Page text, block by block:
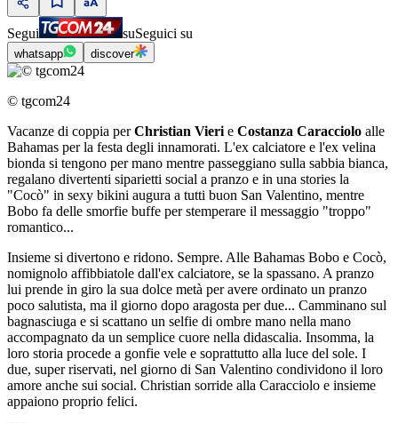
Segui suSeguici su
whatsapp discover
© tgcom24
Vacanze di coppia perChristian Vieri e Costanza Caracciolo alle
Bahamas per la festa degli innamorati. L'ex calciatore e l'ex velina
bionda si tengono per mano mentre passeggiano sulla sabbia bianca,
regalano divertenti siparietti social a pranzo e in una stories la
"Cocò" in sexy bikini augura a tutti buon San Valentino, mentre
Bobo fa delle smorfie buffe per stemperare il messaggio "troppo"
romantico...
Insieme si divertono e ridono. Sempre. Alle Bahamas Bobo e Cocò,
nomignolo affibbiatole dall'ex calciatore, se la spassano. A pranzo
lui prende in giro la sua dolce metà per avere ordinato un pranzo
poco salutista, ma il giorno dopo aragosta per due... Camminano sul
bagnasciuga e si scattano un selfie di ombre mano nella mano
accompagnato da un semplice cuore nella didascalia. Insomma, la
loro storia procede a gonfie vele e soprattutto alla luce del sole. I
due, super riservati, nel giorno di San Valentino condividono il loro
amore anche sui social. Christian sorride alla Caracciolo e insieme
appaiono proprio felici.